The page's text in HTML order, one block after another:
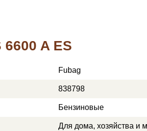
6600 A ES
Fubag
838798
Бензиновые
Для дома, хозяйства и